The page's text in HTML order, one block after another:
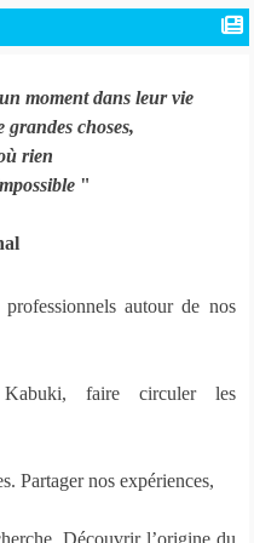
moment dans leur vie
choses,
rien
"
autour de nos
faire circuler les
Partager nos expériences,
Découvrir l’origine du